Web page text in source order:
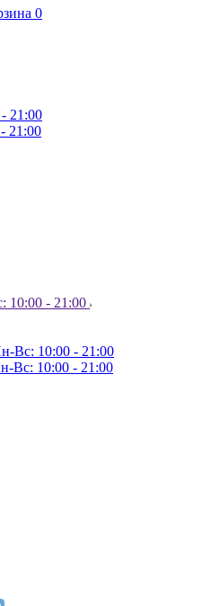
0
21:00
21:00
10:00 - 21:00
Вс: 10:00 - 21:00
Вс: 10:00 - 21:00